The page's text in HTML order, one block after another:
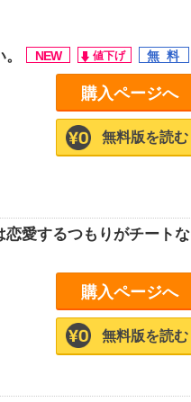
購入ページへ
無料版を読む
愛するつもりがチートな
購入ページへ
無料版を読む